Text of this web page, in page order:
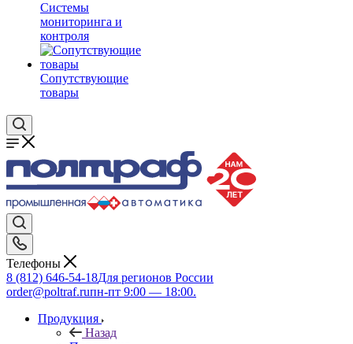
Системы
мониторинга и
контроля
Сопутствующие
товары
Телефоны
8 (812) 646-54-18Для регионов России
order@poltraf.ruпн-пт 9:00 — 18:00.
Продукция
Назад